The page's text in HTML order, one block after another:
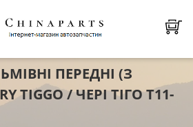
ПЕРЕДНІ (З
TIGGO / ЧЕРІ ТІГО T11-